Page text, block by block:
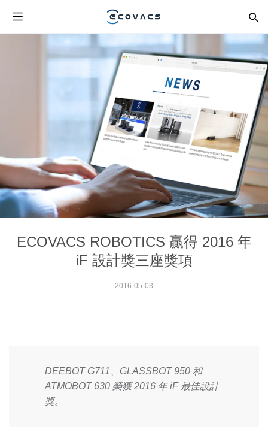
ECOVACS ROBOTICS 贏得 2016 年
iF 設計獎三座獎項
2016-05-03
DEEBOT G711、GLASSBOT 950 和
ATMOBOT 630 榮獲 2016 年 iF 最佳設計
獎。